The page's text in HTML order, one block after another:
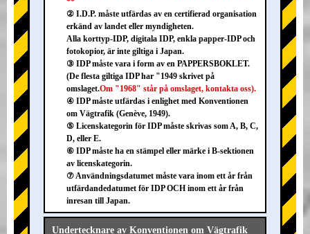
② I.D.P. måste utfärdas av en certifierad organisation
erkänd av landet eller myndigheten.
Alla korttyp-IDP, digitala IDP, enkla papper-IDP och
fotokopior, är inte giltiga i Japan.
③ IDP måste vara i form av en PAPPERSBOKLET.
(De flesta giltiga IDP har "1949 skrivet på
omslaget.Om "1968" står på omslaget, kontakta oss).
④ IDP måste utfärdas i enlighet med Konventionen
om Vägtrafik (Genève, 1949).
⑤ Licenskategorin för IDP måste skrivas som A, B, C,
D, eller E.
⑥ IDP måste ha en stämpel eller märke i B-sektionen
av licenskategorin.
⑦ Användningsdatumet måste vara inom ett år från
utfärdandedatumet för IDP OCH inom ett år från
inresan till Japan.
Undertecknare av Konventionen om Vägtrafik